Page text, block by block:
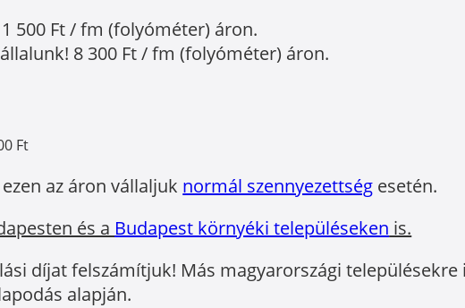
500 Ft / fm (folyóméter) áron.
8 300 Ft / fm (folyóméter) áron.
Ft
az áron vállaljuk normál szennyezettség esetén.
és a Budapest környéki településeken is.
díjat felszámítjuk! Más magyarországi
alapján.